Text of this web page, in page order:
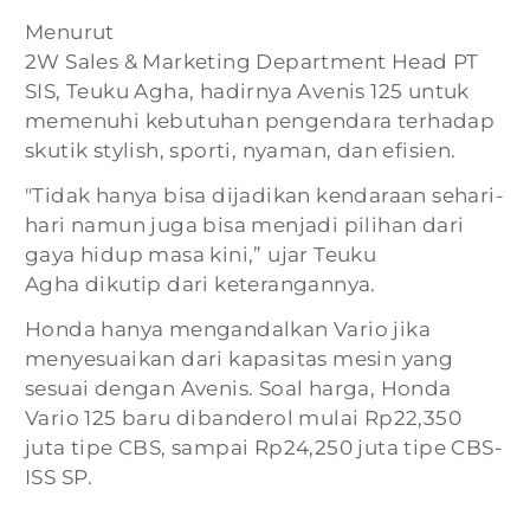
Menurut
2W Sales & Marketing Department Head PT
SIS, Teuku Agha, hadirnya Avenis 125 untuk
memenuhi kebutuhan pengendara terhadap
skutik stylish, sporti, nyaman, dan efisien.
"Tidak hanya bisa dijadikan kendaraan sehari-
hari namun juga bisa menjadi pilihan dari
gaya hidup masa kini,” ujar Teuku
Agha dikutip dari keterangannya.
Honda hanya mengandalkan Vario jika
menyesuaikan dari kapasitas mesin yang
sesuai dengan Avenis. Soal harga, Honda
Vario 125 baru dibanderol mulai Rp22,350
juta tipe CBS, sampai Rp24,250 juta tipe CBS-
ISS SP.